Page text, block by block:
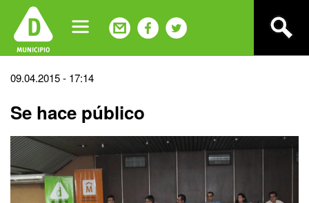
navigation
Back
top
09.04.2015 - 17:14
Se hace público